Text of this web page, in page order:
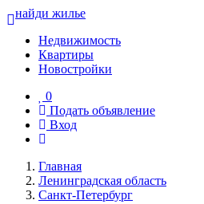
найди жилье
Недвижимость
Квартиры
Новостройки
0
Подать объявление
Вход
Главная
Ленинградская область
Санкт-Петербург